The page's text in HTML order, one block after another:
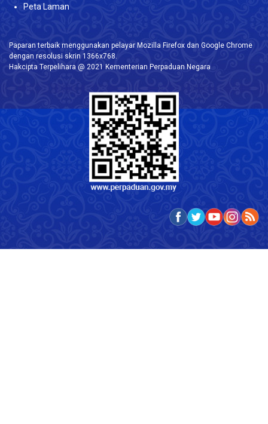
Peta Laman
Paparan terbaik menggunakan pelayar Mozilla Firefox dan Google Chrome
dengan resolusi skrin 1366x768.
Hakcipta Terpelihara @ 2021 Kementerian Perpaduan Negara